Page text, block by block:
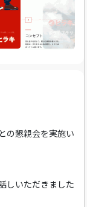
の懇親会を実施い
しいただきました